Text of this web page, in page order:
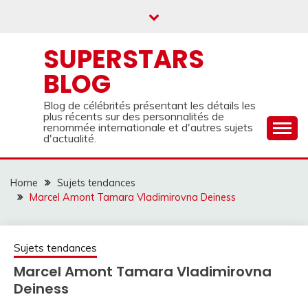
SUPERSTARS
BLOG
Blog de célébrités présentant les détails les
plus récents sur des personnalités de
renommée internationale et d'autres sujets
d'actualité.
Home
Sujets tendances
Marcel Amont Tamara Vladimirovna Deiness
Sujets tendances
Marcel Amont Tamara Vladimirovna
Deiness